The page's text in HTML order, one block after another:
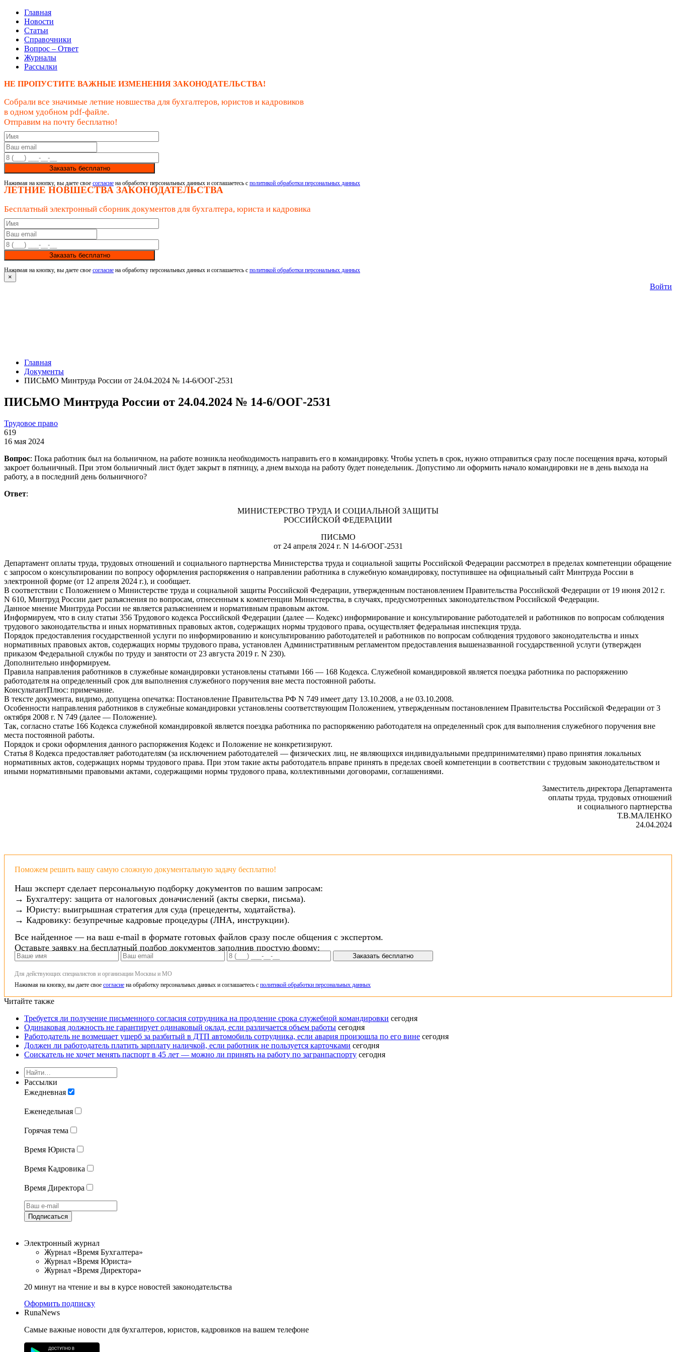
Главная
Новости
Статьи
Справочники
Вопрос – Ответ
Журналы
Рассылки
НЕ ПРОПУСТИТЕ ВАЖНЫЕ ИЗМЕНЕНИЯ ЗАКОНОДАТЕЛЬСТВА!
Собрали все значимые летние новшества для бухгалтеров, юристов и кадровиков
в одном удобном pdf-файле.
Отправим на почту бесплатно!
Заказать бесплатно
Нажимая на кнопку, вы даете свое согласие на обработку персональных данных и соглашаетесь с политикой обработки персональных данных
ЛЕТНИЕ НОВШЕСТВА ЗАКОНОДАТЕЛЬСТВА
Бесплатный электронный сборник документов для бухгалтера, юриста и кадровика
Заказать бесплатно
Нажимая на кнопку, вы даете свое согласие на обработку персональных данных и соглашаетесь с политикой обработки персональных данных
×
Войти
Главная
Документы
ПИСЬМО Минтруда России от 24.04.2024 № 14-6/ООГ-2531
ПИСЬМО Минтруда России от 24.04.2024 № 14-6/ООГ-2531
Трудовое право
619
16 мая 2024
Вопрос: Пока работник был на больничном, на работе возникла необходимость направить его в командировку. Чтобы успеть в срок, нужно отправиться сразу после посещения врача, который
закроет больничный. При этом больничный лист будет закрыт в пятницу, а днем выхода на работу будет понедельник. Допустимо ли оформить начало командировки не в день выхода на
работу, а в последний день больничного?
Ответ:
МИНИСТЕРСТВО ТРУДА И СОЦИАЛЬНОЙ ЗАЩИТЫ
РОССИЙСКОЙ ФЕДЕРАЦИИ
ПИСЬМО
от 24 апреля 2024 г. N 14-6/ООГ-2531
Департамент оплаты труда, трудовых отношений и социального партнерства Министерства труда и социальной защиты Российской Федерации рассмотрел в пределах компетенции обращение
с запросом о консультировании по вопросу оформления распоряжения о направлении работника в служебную командировку, поступившее на официальный сайт Минтруда России в
электронной форме (от 12 апреля 2024 г.), и сообщает.
В соответствии с Положением о Министерстве труда и социальной защиты Российской Федерации, утвержденным постановлением Правительства Российской Федерации от 19 июня 2012 г.
N 610, Минтруд России дает разъяснения по вопросам, отнесенным к компетенции Министерства, в случаях, предусмотренных законодательством Российской Федерации.
Данное мнение Минтруда России не является разъяснением и нормативным правовым актом.
Информируем, что в силу статьи 356 Трудового кодекса Российской Федерации (далее — Кодекс) информирование и консультирование работодателей и работников по вопросам соблюдения
трудового законодательства и иных нормативных правовых актов, содержащих нормы трудового права, осуществляет федеральная инспекция труда.
Порядок предоставления государственной услуги по информированию и консультированию работодателей и работников по вопросам соблюдения трудового законодательства и иных
нормативных правовых актов, содержащих нормы трудового права, установлен Административным регламентом предоставления вышеназванной государственной услуги (утвержден
приказом Федеральной службы по труду и занятости от 23 августа 2019 г. N 230).
Дополнительно информируем.
Правила направления работников в служебные командировки установлены статьями 166 — 168 Кодекса. Служебной командировкой является поездка работника по распоряжению
работодателя на определенный срок для выполнения служебного поручения вне места постоянной работы.
КонсультантПлюс: примечание.
В тексте документа, видимо, допущена опечатка: Постановление Правительства РФ N 749 имеет дату 13.10.2008, а не 03.10.2008.
Особенности направления работников в служебные командировки установлены соответствующим Положением, утвержденным постановлением Правительства Российской Федерации от 3
октября 2008 г. N 749 (далее — Положение).
Так, согласно статье 166 Кодекса служебной командировкой является поездка работника по распоряжению работодателя на определенный срок для выполнения служебного поручения вне
места постоянной работы.
Порядок и сроки оформления данного распоряжения Кодекс и Положение не конкретизируют.
Статья 8 Кодекса предоставляет работодателям (за исключением работодателей — физических лиц, не являющихся индивидуальными предпринимателями) право принятия локальных
нормативных актов, содержащих нормы трудового права. При этом такие акты работодатель вправе принять в пределах своей компетенции в соответствии с трудовым законодательством и
иными нормативными правовыми актами, содержащими нормы трудового права, коллективными договорами, соглашениями.
Заместитель директора Департамента
оплаты труда, трудовых отношений
и социального партнерства
Т.В.МАЛЕНКО
24.04.2024
Поможем решить вашу самую сложную документальную задачу бесплатно!
Наш эксперт сделает персональную подборку документов по вашим запросам:
→ Бухгалтеру: защита от налоговых доначислений (акты сверки, письма).
→ Юристу: выигрышная стратегия для суда (прецеденты, ходатайства).
→ Кадровику: безупречные кадровые процедуры (ЛНА, инструкции).
Все найденное — на ваш e-mail в формате готовых файлов сразу после общения с экспертом.
Оставьте заявку на бесплатный подбор документов заполнив простую форму:
Заказать бесплатно
Для действующих специалистов и организации Москвы и МО
Нажимая на кнопку, вы даете свое согласие на обработку персональных данных и соглашаетесь с политикой обработки персональных данных
Читайте также
Требуется ли получение письменного согласия сотрудника на продление срока служебной командировки сегодня
Одинаковая должность не гарантирует одинаковый оклад, если различается объем работы сегодня
Работодатель не возмещает ущерб за разбитый в ДТП автомобиль сотрудника, если авария произошла по его вине сегодня
Должен ли работодатель платить зарплату наличкой, если работник не пользуется карточками сегодня
Соискатель не хочет менять паспорт в 45 лет — можно ли принять на работу по загранпаспорту сегодня
Рассылки
Ежедневная
Еженедельная
Горячая тема
Время Юриста
Время Кадровика
Время Директора
Подписаться
Электронный журнал
Журнал «Время Бухгалтера»
Журнал «Время Юриста»
Журнал «Время Директора»
20 минут на чтение и вы в курсе новостей законодательства
Оформить подписку
RunaNews
Самые важные новости для бухгалтеров, юристов, кадровиков на вашем телефоне